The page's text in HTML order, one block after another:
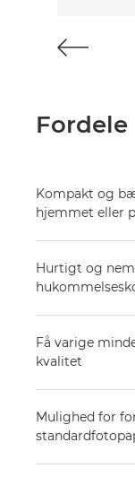
Fordele
Kompakt og
hjemmet eller
Hurtigt og
Få varige
kvalitet
Mulighed for